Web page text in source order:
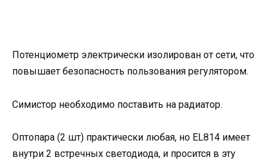
Потенциометр электрически изолирован от сети, что
повышает безопасность пользования регулятором.
Симистор необходимо поставить на радиатор.
Оптопара (2 шт) практически любая, но EL814 имеет
внутри 2 встречных светодиода, и просится в эту